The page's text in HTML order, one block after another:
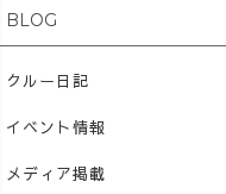
BLOG
クルー日記
イベント情報
メディア掲載